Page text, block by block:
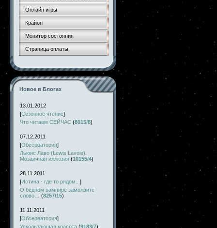
Онлайн игры
Крайон
Монитор состояния
Страница оплаты
Новое в Блогах
13.01.2012
[Сезонное чтение]
Что читаем СЕЙЧАС (8015/8)
07.12.2011
[Обсерватория]
Льюис Лаво (Lewis Lavoie).
Мозаичная иллюзия (10155/4)
28.11.2011
[Истина - где то рядом... ]
О бедном вампире замолвите
слово…
(8257/15)
11.11.2011
[Обсерватория]
Ускользающая красота (9183/7)